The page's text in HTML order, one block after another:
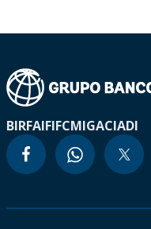
BIRFAIFIFCMIGACIADI